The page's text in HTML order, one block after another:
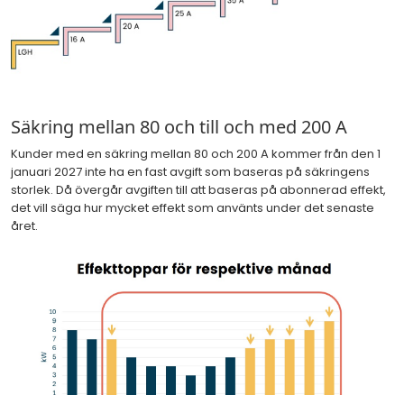
Säkring mellan 80 och till och med 200 A
Kunder med en säkring mellan 80 och 200 A kommer från den 1
januari 2027 inte ha en fast avgift som baseras på säkringens
storlek. Då övergår avgiften till att baseras på abonnerad effekt,
det vill säga hur mycket effekt som använts under det senaste
året.